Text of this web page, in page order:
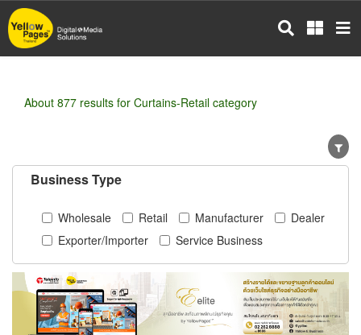
Skip
to
main
About 877 results for Curtains-Retail category
Business Type
Wholesale Retail Manufacturer
Dealer
Exporter/Importer
Service Business